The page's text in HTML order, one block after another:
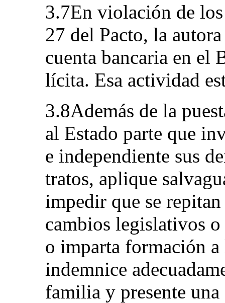
3.7En violación de
27 del Pacto, la
cuenta bancaria en el
lícita. Esa actividad
3.8Además de la
al Estado parte que
e independiente sus
tratos, aplique
impedir que se
cambios legislativos
o imparta formación
indemnice
familia y presente